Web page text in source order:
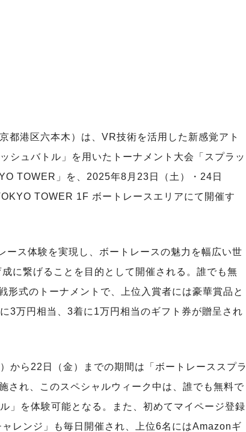
都港区六本木）は、VR技術を活用した新感覚アト
シュバトル」を用いたトーナメント大会「スプラッ
TOWER」を、2025年8月23日（土）・24日
TOWER 1F ボートレースエリアにて開催す
ース体験を実現し、ボートレースの魅力を幅広い世
に繋げることを目的として開催される。誰でも無
形式のトーナメントで、上位入賞者には豪華賞品と
3万円相当、3着に1万円相当のギフト券が贈呈され
から22日（金）までの期間は「ボートレーススプラ
され、このスペシャルウィーク中は、誰でも無料で
」を体験可能となる。また、初めてマイページ登録
レンジ」も毎日開催され、上位6名にはAmazonギ